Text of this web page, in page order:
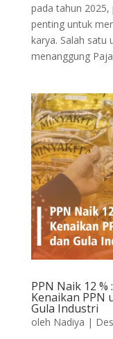
pada tahun
penting untuk
karya. Salah satu
menanggung
PPN Naik 12
Kenaikan PPN
Gula Industri
oleh Nadiya |